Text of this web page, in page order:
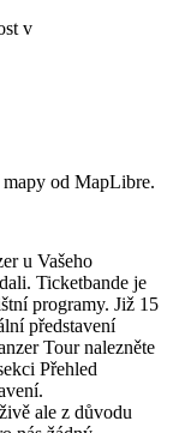
v
od MapLibre.
u Vašeho
Ticketbande je
programy. Již 15
představení
Tour nalezněte
Přehled
ale z důvodu